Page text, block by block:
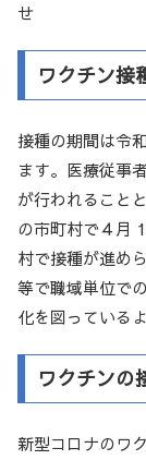
せ
ワクチン接
接種の期間は令
ます。医療従事
が行われること
の市町村で４月
村で接種が進め
等で職域単位で
化を図っている
ワクチンの
新型コロナのワ